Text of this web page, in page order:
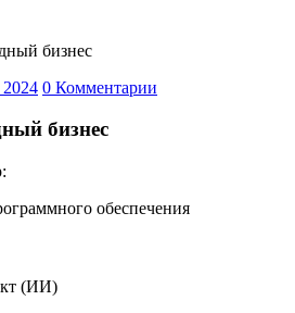
бизнес
2024 0 Комментарии
бизнес
обеспечения
(ИИ)